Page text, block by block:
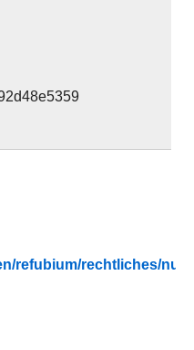
refubium/rechtliches/